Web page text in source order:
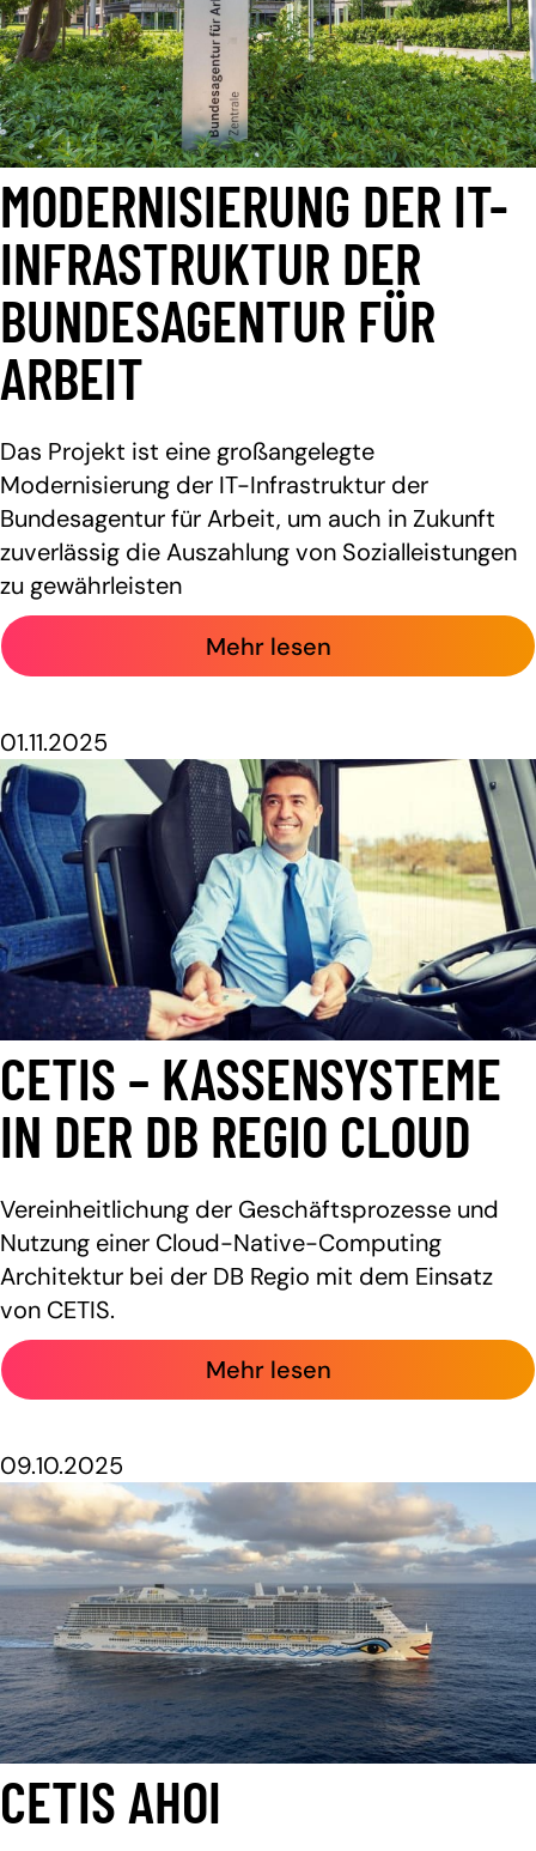
MODERNISIERUNG DER IT-
INFRASTRUKTUR DER
BUNDESAGENTUR FÜR
ARBEIT
Das Projekt ist eine großangelegte
Modernisierung der IT-Infrastruktur der
Bundesagentur für Arbeit, um auch in Zukunft
zuverlässig die Auszahlung von Sozialleistungen
zu gewährleisten
Mehr lesen
01.11.2025
CETIS – KASSENSYSTEME
IN DER DB REGIO CLOUD
Vereinheitlichung der Geschäftsprozesse und
Nutzung einer Cloud-Native-Computing
Architektur bei der DB Regio mit dem Einsatz
von CETIS.
Mehr lesen
09.10.2025
CETIS AHOI